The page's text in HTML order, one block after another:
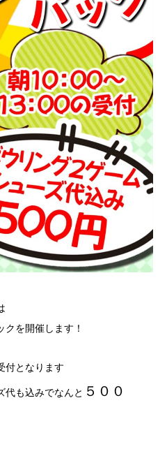
を開催します！
付となります
代も込みでなんと ５００